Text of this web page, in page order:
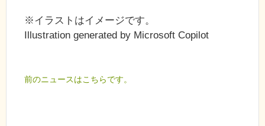
※イラストはイメージです。
Illustration generated by Microsoft Copilot
前のニュースはこちらです。